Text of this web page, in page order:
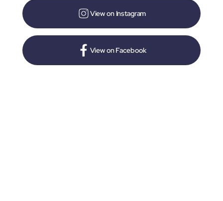
View on Instagram
View on Facebook